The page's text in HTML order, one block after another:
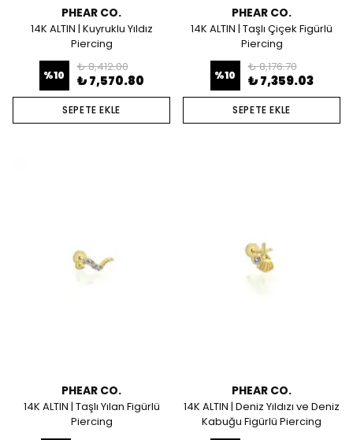
PHEAR CO.
14K ALTIN | Kuyruklu Yıldız
Piercing
%10
₺ 8,412.00
₺ 7,570.80
SEPETE EKLE
PHEAR CO.
14K ALTIN | Taşlı Çiçek Figürlü
Piercing
%10
₺ 8,176.70
₺ 7,359.03
SEPETE EKLE
PHEAR CO.
14K ALTIN | Taşlı Yılan Figürlü
Piercing
PHEAR CO.
14K ALTIN | Deniz Yıldızı ve Deniz
Kabuğu Figürlü Piercing